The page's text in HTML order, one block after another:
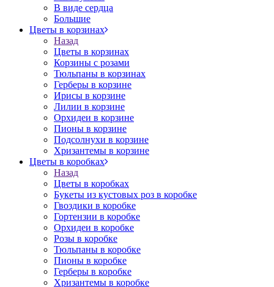
В виде сердца
Большие
Цветы в корзинах
Назад
Цветы в корзинах
Корзины с розами
Тюльпаны в корзинах
Герберы в корзине
Ирисы в корзине
Лилии в корзине
Орхидеи в корзине
Пионы в корзине
Подсолнухи в корзине
Хризантемы в корзине
Цветы в коробках
Назад
Цветы в коробках
Букеты из кустовых роз в коробке
Гвоздики в коробке
Гортензии в коробке
Орхидеи в коробке
Розы в коробке
Тюльпаны в коробке
Пионы в коробке
Герберы в коробке
Хризантемы в коробке